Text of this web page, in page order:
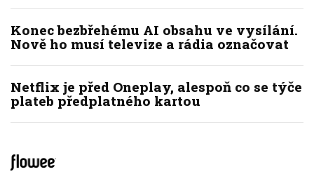
Konec bezbřehému AI obsahu ve vysílání.
Nově ho musí televize a rádia označovat
Netflix je před Oneplay, alespoň co se týče
plateb předplatného kartou